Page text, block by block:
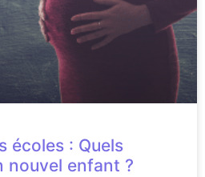
écoles : Quels
nouvel enfant ?